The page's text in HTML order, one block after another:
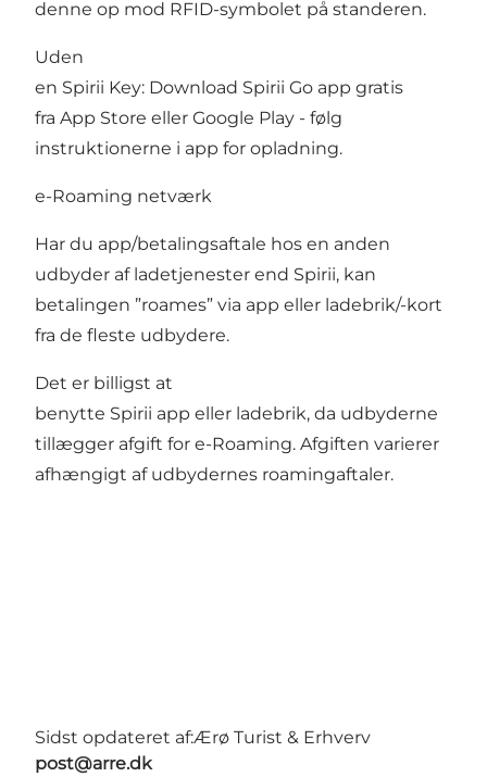
denne op mod RFID-symbolet på standeren.
Uden
en Spirii Key: Download Spirii Go app gratis
fra App Store eller Google Play - følg
instruktionerne i app for opladning.
e-Roaming netværk
Har du app/betalingsaftale hos en anden
udbyder af ladetjenester end Spirii, kan
betalingen ”roames” via app eller ladebrik/-kort
fra de fleste udbydere.
Det er billigst at
benytte Spirii app eller ladebrik, da udbyderne
tillægger afgift for e-Roaming. Afgiften varierer
afhængigt af udbydernes roamingaftaler.
Sidst opdateret af:Ærø Turist & Erhverv
post@arre.dk